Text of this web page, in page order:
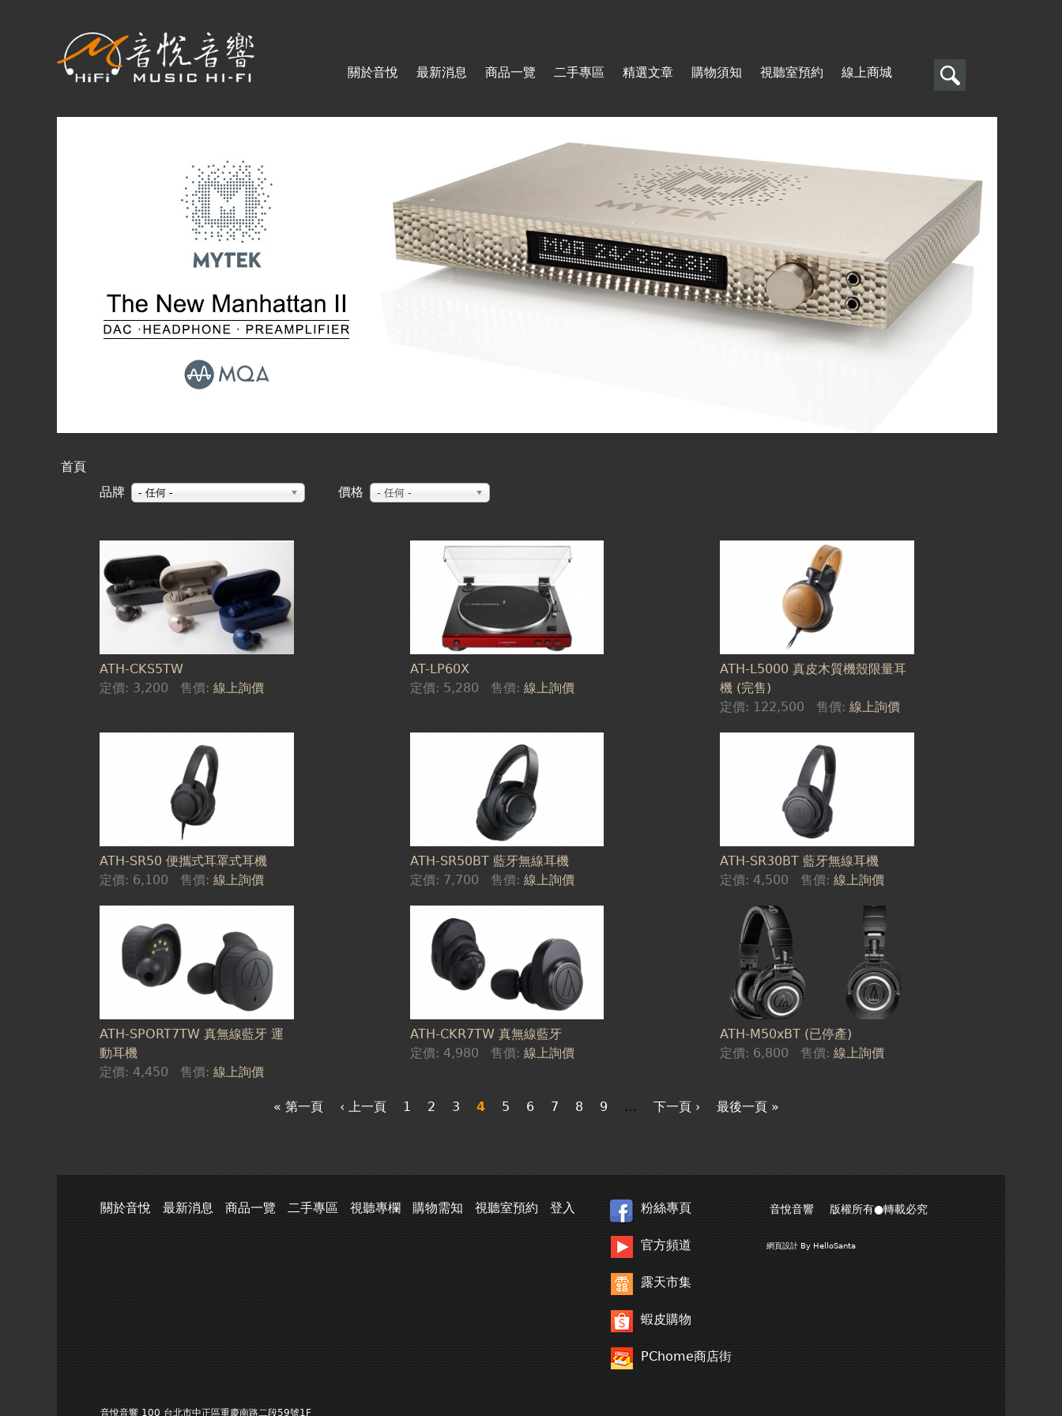
關於音悅 最新消息 商品一覽 二手專區 精選文章 購物須知 視聽室預約 線上商城
搜
表
單
搜
尋
首頁
品牌
- 任何 - 價格 - 任何 -
ATH-CKS5TW
定價: 3,200 售價:線上詢價
AT-LP60X
定價: 5,280 售價: 線上詢價
ATH-L5000 真皮木質機殼限量耳
機 (完售)
定價: 122,500 售價:線上詢價
ATH-SR50 便攜式耳罩式耳機
定價: 6,100 售價:線上詢價
ATH-SR50BT 藍牙無線耳機
定價: 7,700 售價: 線上詢價
ATH-SR30BT 藍牙無線耳機
定價: 4,500 售價:線上詢價
ATH-SPORT7TW 真無線藍牙 運
動耳機
定價: 4,450 售價:線上詢價
ATH-CKR7TW 真無線藍牙
定價: 4,980 售價: 線上詢價
ATH-M50xBT (已停產)
定價: 6,800 售價:線上詢價
« 第一頁 ‹ 上一頁 1 2 3 4 5 6 7 8 9 … 下一頁 › 最後一頁 »
關於音悅 最新消息 商品一覽 二手專區 視聽專欄 購物需知 視聽室預約 登入 粉絲專頁
官方頻道
露天市集
蝦皮購物
PChome商店街
音悅音響 版權所有●轉載必究
網頁設計By HelloSanta
音悅音響 100 台北市中正區重慶南路二段59號1F